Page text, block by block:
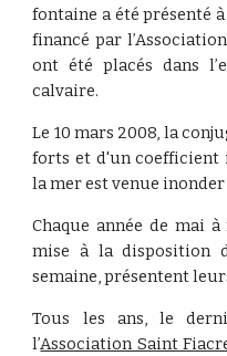
fontaine a été présenté
financé par
ont été placés dans
calvaire.
Le 10 mars 2008, la
forts et d'un coefficient
la mer est venue
Chaque année de mai
mise à la disposition
semaine, présentent
Tous les ans, le
l’Association Saint